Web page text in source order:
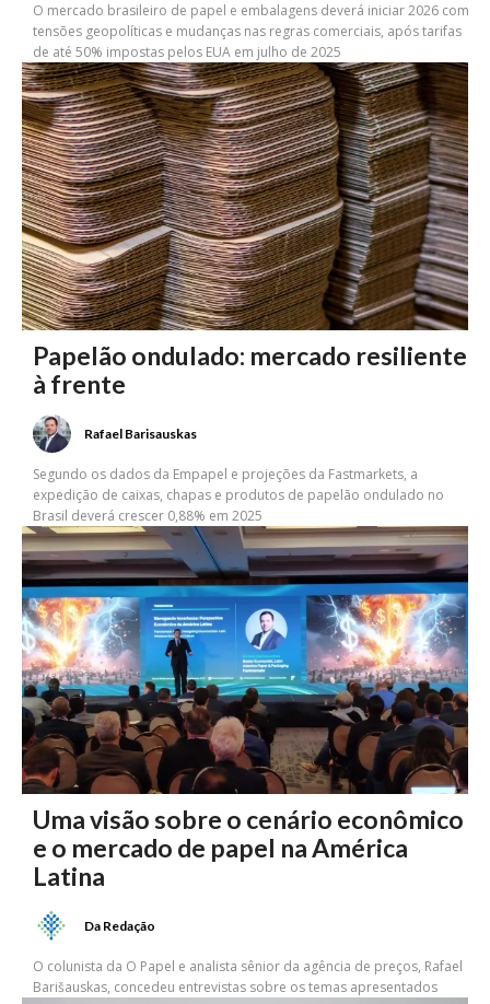
O mercado brasileiro de papel e embalagens deverá iniciar 2026 com
tensões geopolíticas e mudanças nas regras comerciais, após tarifas
de até 50% impostas pelos EUA em julho de 2025
Papelão ondulado: mercado resiliente
à frente
Rafael Barisauskas
Segundo os dados da Empapel e projeções da Fastmarkets, a
expedição de caixas, chapas e produtos de papelão ondulado no
Brasil deverá crescer 0,88% em 2025
Uma visão sobre o cenário econômico
e o mercado de papel na América
Latina
Da Redação
O colunista da O Papel e analista sênior da agência de preços, Rafael
Barišauskas, concedeu entrevistas sobre os temas apresentados